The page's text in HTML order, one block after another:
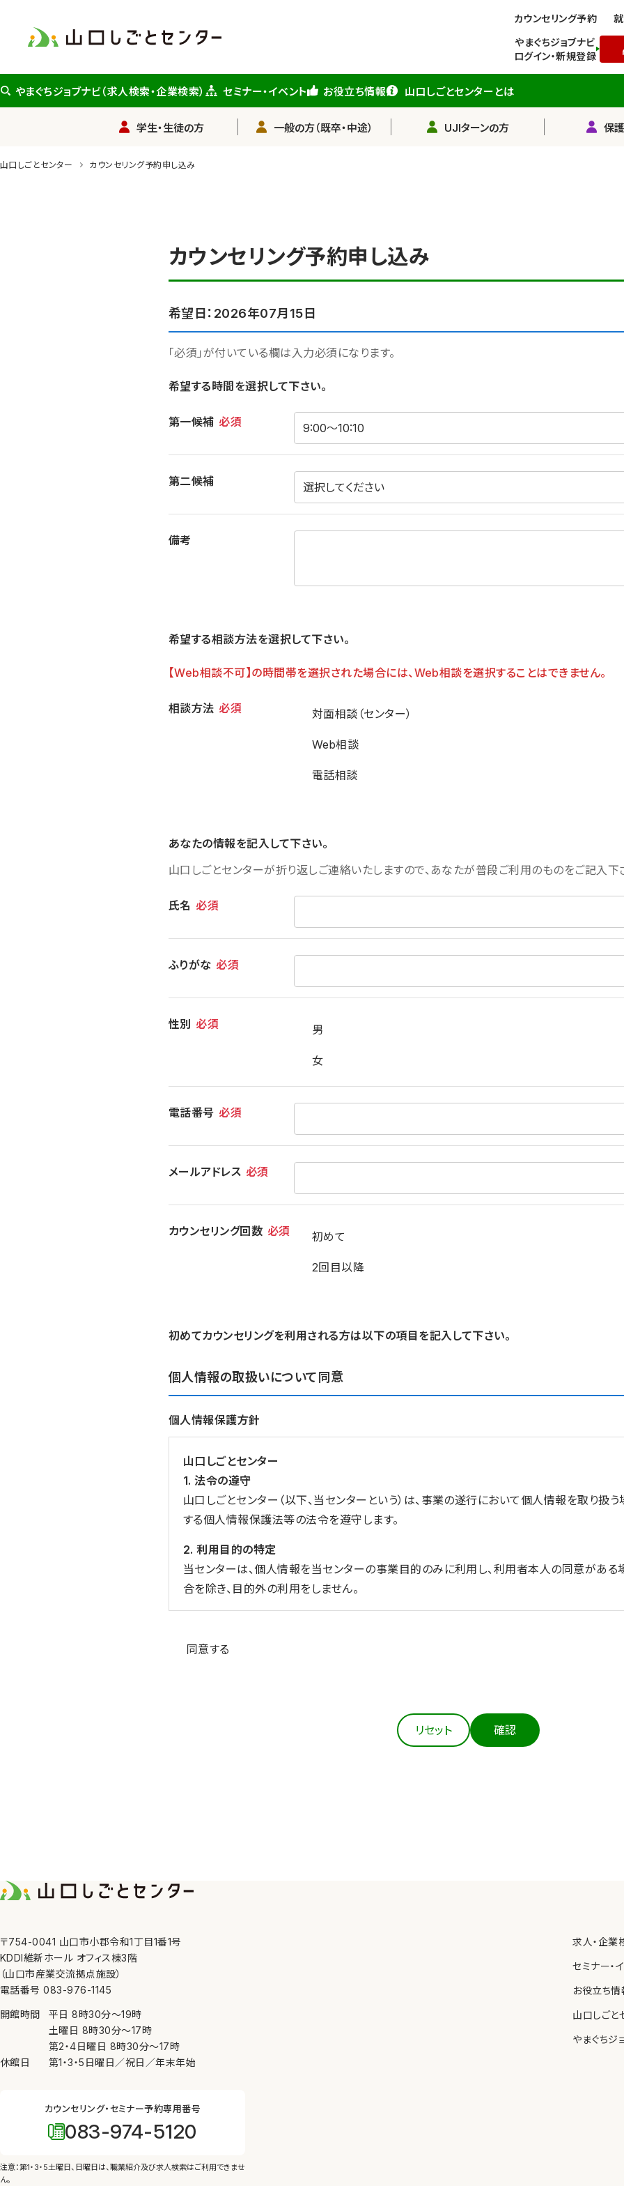
ン
テ
に
カウンセリング予約
やまぐちジョブナビ
ログイン・新規登録
やまぐちジョブナビ（求人検索・企業検索） セミナー・イベント お役立ち情報 山口しごとセンターとは
学生・生徒の方 一般の方（既卒・中途） UJIターンの方 保
山口しごとセンター カウンセリング予約申し込み
カウンセリング予約申し込み
希望日：2026年07月15日
「必須」が付いている欄は入力必須になります。
希望する時間を選択して下さい。
第一候補 必須
第二候補
備考
希望する相談方法を選択して下さい。
【Web相談不可】の時間帯を選択された場合には、Web相談を選択することはできません。
相談方法 必須 対面相談（センター）
Web相談
電話相談
あなたの情報を記入して下さい。
山口しごとセンターが折り返しご連絡いたしますので、あなたが普段ご利用のものをご記入下
氏名 必須
ふりがな 必須
性別 必須 男
女
電話番号 必須
メールアドレス 必須
カウンセリング回数 必須 初めて
2回目以降
初めてカウンセリングを利用される方は以下の項目を記入して下さい。
個人情報の取扱いについて同意
個人情報保護方針
山口しごとセンター
1. 法令の遵守
山口しごとセンター（以下、当センターという）は、事業の遂行において個人情報を取り扱
する個人情報保護法等の法令を遵守します。
2. 利用目的の特定
当センターは、個人情報を当センターの事業目的のみに利用し、利用者本人の同意があ
合を除き、目的外の利用をしません。
当センターは、その取り扱う個人情報の漏えい、滅失又はき損の防止その他の個人情報の
当センターは、個人情報の保護を図るため、内部規則を制定し、職員に遵守させるとともに
当センターが管理している個人情報の取り扱いについて苦情や問い合わせがあった場合
同意する
リセット 確認
〒754-0041 山口市小郡令和1丁目1番1号
KDDI維新ホール オフィス棟3階
（山口市産業交流拠点施設）
電話番号 083-976-1145
開館時間 平日8時30分〜19時
土曜日 8時30分〜17時
第2・4日曜日 8時30分〜17時
休館日
第1・3・5日曜日／祝日／年末年始
カウンセリング・セミナー予約専用番号
083-974-5120
注意：第1・3・5土曜日、日曜日は、職業紹介及び求人検索はご利用できませ
ん。
求人・企業
セミナー・
お役立ち情
山口しごと
やまぐちジ